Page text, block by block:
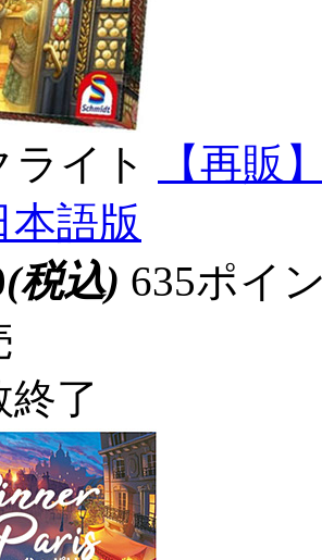
ライト
【再販
本語版
(税込) 635ポイ
終了